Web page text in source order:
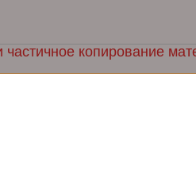
копирование